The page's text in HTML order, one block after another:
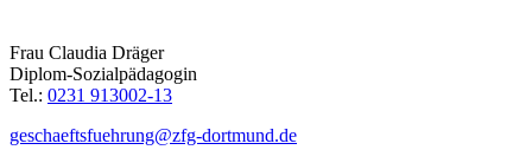
Frau Claudia Dräger
Diplom-Sozialpädagogin
Tel.: 0231 913002-13
geschaeftsfuehrung@zfg-dortmund.de